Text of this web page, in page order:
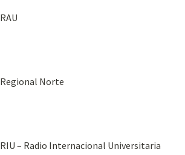
RAU
Regional Norte
RIU – Radio Internacional Universitaria